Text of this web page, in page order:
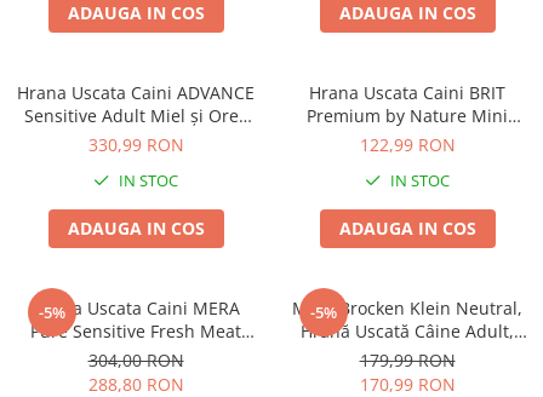
ADAUGA IN COS ADAUGA IN COS
Hrana Uscata Caini ADVANCE
Sensitive Adult Miel și Orez
12kg
330,99 RON
IN STOC
ADAUGA IN COS
Hrana Uscata Caini BRIT
Premium by Nature Mini
Adult 8kg
122,99 RON
IN STOC
ADAUGA IN COS
-5%
Hrana Uscata Caini MERA
Pure Sensitive Fresh Meat
Medium/Maxi Adult Curcan si
Cartof 12,5kg
304,00 RON
288,80 RON
-5%
Mera Brocken Klein Neutral,
Hrană Uscată Câine Adult,
Pui, 15kg
179,99 RON
170,99 RON